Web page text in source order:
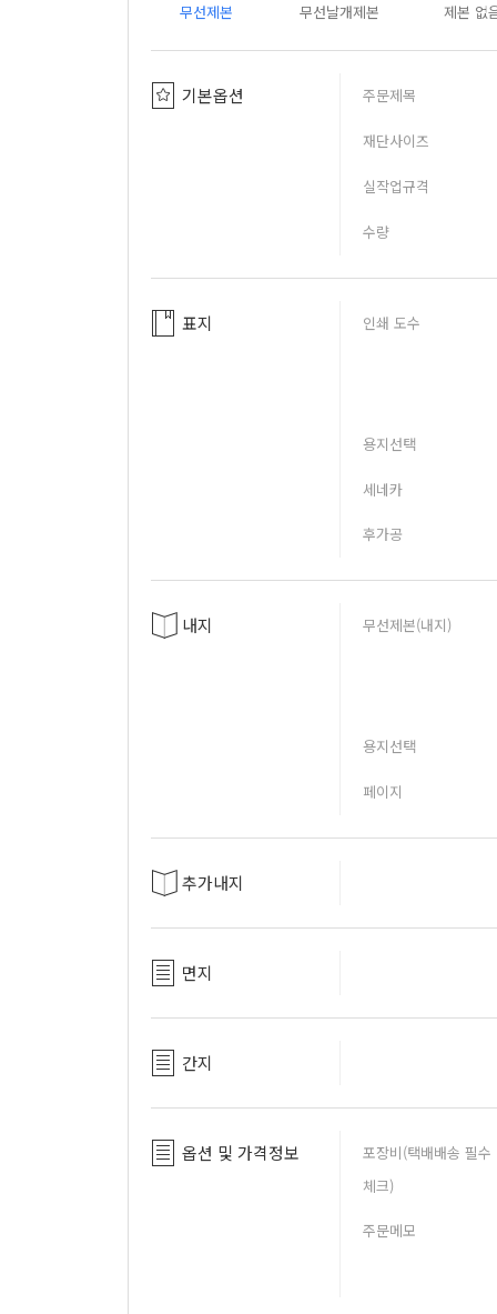
무선제본 무선날개제본 제본 없
기본옵션 주문제목
재단사이즈
실작업규격
수량
표지 인쇄 도수
용지선택
세네카
후가공
내지 무선제본(내지)
용지선택
페이지
추가내지
면지
간지
옵션 및 가격정보
포장비(택배배송 필수
체크)
주문메모